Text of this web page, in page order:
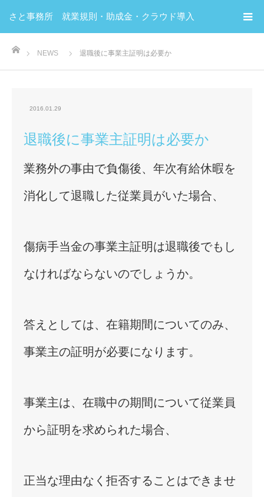
さと事務所 就業規則・助成金・クラウド導入
NEWS
退職後に事業主証明は必要か
2016.01.29
退職後に事業主証明は必要か
業務外の事由で負傷後、年次有給休暇を
消化して退職した従業員がいた場合、
傷病手当金の事業主証明は退職後でもし
なければならないのでしょうか。
答えとしては、在籍期間についてのみ、
事業主の証明が必要になります。
事業主は、在職中の期間について従業員
から証明を求められた場合、
正当な理由なく拒否することはできませ